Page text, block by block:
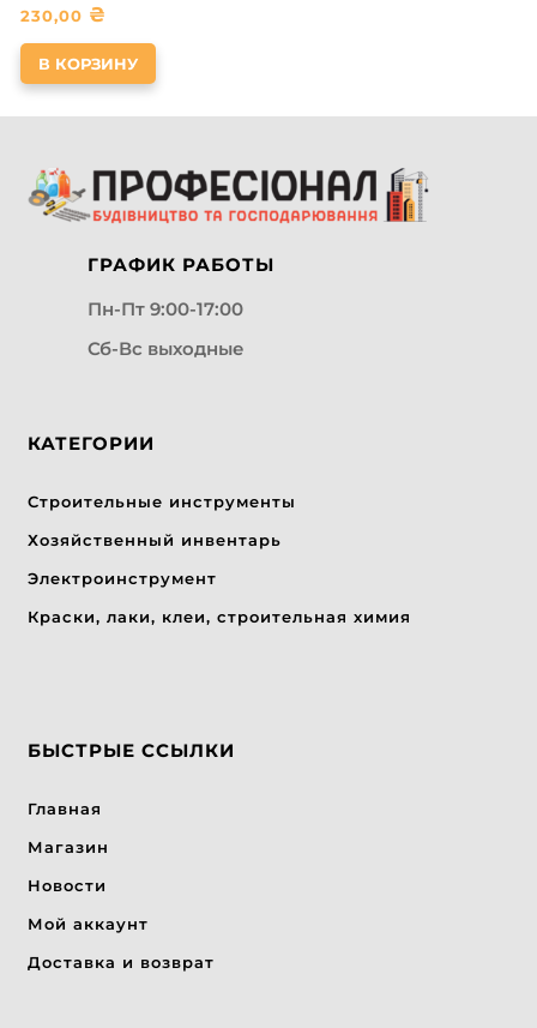
230,00 ₴
В КОРЗИНУ
ГРАФИК РАБОТЫ
Пн-Пт 9:00-17:00
Сб-Вс выходные
КАТЕГОРИИ
Строительные инструменты
Хозяйственный инвентарь
Электроинструмент
Краски, лаки, клеи, строительная химия
БЫСТРЫЕ ССЫЛКИ
Главная
Магазин
Новости
Мой аккаунт
Доставка и возврат